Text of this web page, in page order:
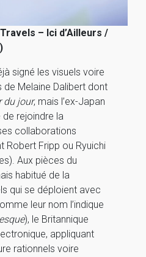
– Ici d’Ailleurs /
signé les visuels voire
de Melaine Dalibert dont
du jour, mais l’ex-Japan
rejoindre la
collaborations
Robert Fripp ou Ryuichi
Aux pièces du
habitué de la
qui se déploient avec
leur nom l’indique
), le Britannique
appliquant
rationnels voire